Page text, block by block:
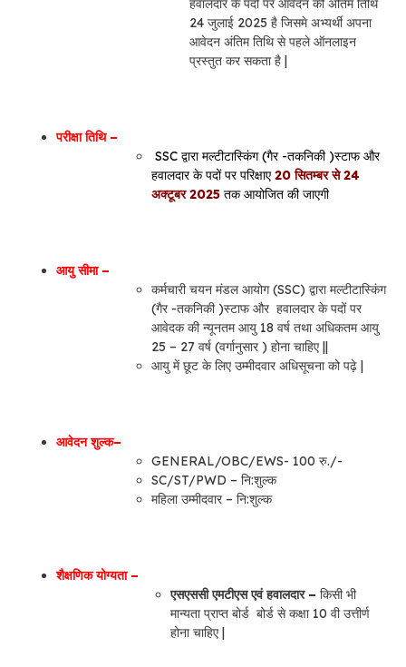
हवालदार के पदों पर आवेदन की अंतिम तिथि
24 जुलाई 2025 है जिसमे अभ्यर्थी अपना
आवेदन अंतिम तिथि से पहले ऑनलाइन
प्रस्तुत कर सकता है |
परीक्षा तिथि –
SSC द्वारा मल्टीटास्किंग (गैर -तकनिकी )स्टाफ और
हवालदार के पदों पर परिक्षाए20 सितम्बर से 24
अक्टूबर 2025 तक आयोजित की जाएगी
आयु सीमा –
कर्मचारी चयन मंडल आयोग (SSC) द्वारा मल्टीटास्किंग
(गैर -तकनिकी )स्टाफ और हवालदार के पदों पर
आवेदक की न्यूनतम आयु 18 वर्ष तथा अधिकतम आयु
25 – 27 वर्ष (वर्गानुसार ) होना चाहिए ||
आयु में छूट के लिए उम्मीदवार अधिसूचना को पढ़े |
आवेदन शुल्क–
GENERAL/OBC/EWS- 100 रु./-
SC/ST/PWD – नि:शुल्क
महिला उम्मीदवार – नि:शुल्क
शैक्षणिक योग्यता –
एसएससी एमटीएस एवं हवालदार – किसी भी
मान्यता प्राप्त बोर्ड बोर्ड से कक्षा 10 वी उत्तीर्ण
होना चाहिए |